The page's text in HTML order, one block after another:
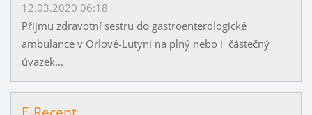
12.03.2020 06:18
Přijmu zdravotní sestru do gastroenterologické
ambulance v Orlové-Lutyni na plný nebo i částečný
úvazek...